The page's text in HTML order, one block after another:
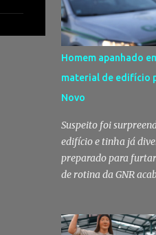
Homem apanhado
material de edifício
Novo
Suspeito foi
edifício e tinha já
preparado para
de rotina da GNR
em flagrante delito